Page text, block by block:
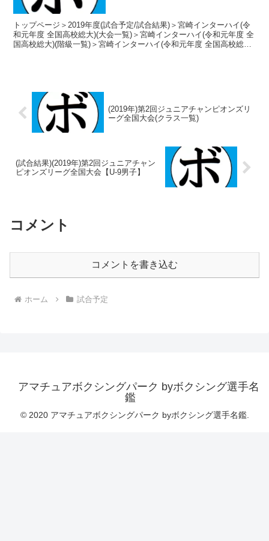
トップページ＞2019年度(試合予定/試合結果)＞宮崎インターハイ(令
和元年度 全国高校総大)(大会一覧)＞宮崎インターハイ(令和元年度 全
国高校総大)(階級一覧)＞宮崎インターハイ(令和元年度 全国高校総大)
(2019年)第2回ジュニアチャンピオンズリ
ーグ全国大会(クラス一覧)
(試合結果)(2019年)第2回ジュニアチャン
ピオンズリーグ全国大会【U-9男子】
コメント
コメントを書き込む
ホーム 試合予定
アマチュアボクシングパーク byボクシング選手名
鑑
© 2020 アマチュアボクシングパーク byボクシング選手名鑑.